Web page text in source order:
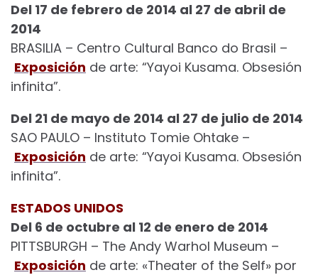
Del 17 de febrero de 2014 al 27 de abril de
2014
BRASILIA – Centro Cultural Banco do Brasil –
Exposición de arte: “Yayoi Kusama. Obsesión
infinita”.
Del 21 de mayo de 2014 al 27 de julio de 2014
SAO PAULO – Instituto Tomie Ohtake –
Exposición de arte: “Yayoi Kusama. Obsesión
infinita”.
ESTADOS UNIDOS
Del 6 de octubre al 12 de enero de 2014
PITTSBURGH – The Andy Warhol Museum –
Exposición de arte: «Theater of the Self» por